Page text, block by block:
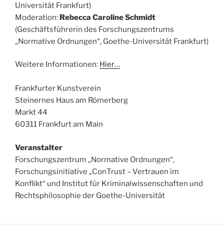
Universität Frankfurt)
Moderation: Rebecca Caroline Schmidt
(Geschäftsführerin des Forschungszentrums
„Normative Ordnungen“, Goethe-Universität Frankfurt)
Weitere Informationen: Hier…
Frankfurter Kunstverein
Steinernes Haus am Römerberg
Markt 44
60311 Frankfurt am Main
Veranstalter
Forschungszentrum „Normative Ordnungen“,
Forschungsinitiative „ConTrust – Vertrauen im
Konflikt“ und Institut für Kriminalwissenschaften und
Rechtsphilosophie der Goethe-Universität